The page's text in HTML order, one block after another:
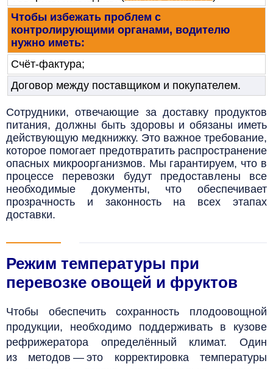
Чтобы избежать проблем с
контролирующими органами, водителю
нужно иметь:
Счёт-фактура;
Договор между поставщиком и покупателем.
Сотрудники, отвечающие за доставку продуктов
питания, должны быть здоровы и обязаны иметь
действующую медкнижку. Это важное требование,
которое помогает предотвратить распространение
опасных микроорганизмов. Мы гарантируем, что в
процессе перевозки будут предоставлены все
необходимые документы, что обеспечивает
прозрачность и законность на всех этапах
доставки.
Режим температуры при
перевозке овощей и фруктов
Чтобы обеспечить сохранность плодоовощной
продукции, необходимо поддерживать в кузове
рефрижератора определённый климат. Один
из методов — это корректировка температуры